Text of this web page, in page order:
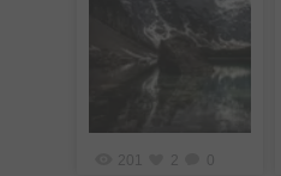
201 2